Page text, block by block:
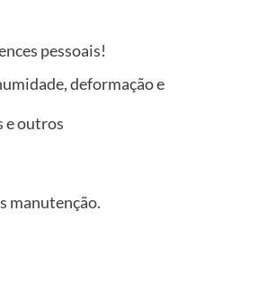
pessoais!
deformação e
e outros
manutenção.